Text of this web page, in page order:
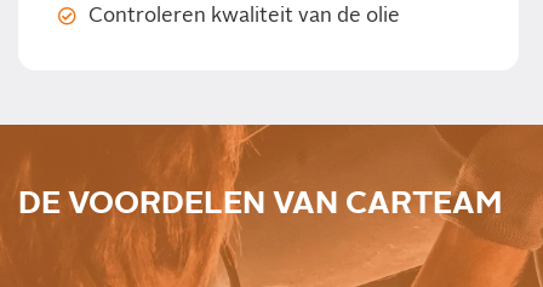
Controleren kwaliteit van de olie
DE VOORDELEN VAN CARTEAM